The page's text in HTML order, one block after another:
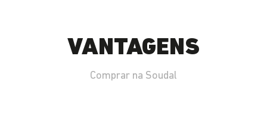
VANTAGENS
Comprar na Soudal